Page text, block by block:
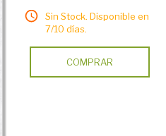
Sin Stock. Disponible en
7/10 días.
COMPRAR